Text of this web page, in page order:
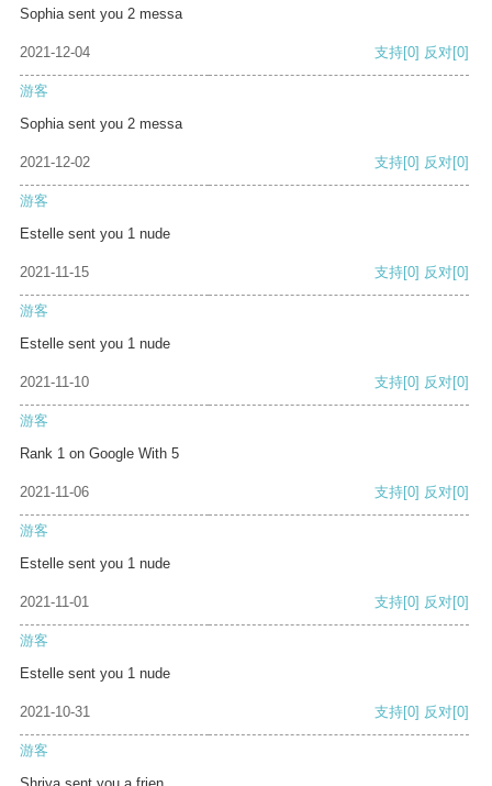
Sophia sent you 2 messa
2021-12-04 支持[0] 反对[0]
游客
Sophia sent you 2 messa
2021-12-02 支持[0] 反对[0]
游客
Estelle sent you 1 nude
2021-11-15 支持[0] 反对[0]
游客
Estelle sent you 1 nude
2021-11-10 支持[0] 反对[0]
游客
Rank 1 on Google With 5
2021-11-06 支持[0] 反对[0]
游客
Estelle sent you 1 nude
2021-11-01 支持[0] 反对[0]
游客
Estelle sent you 1 nude
2021-10-31 支持[0] 反对[0]
游客